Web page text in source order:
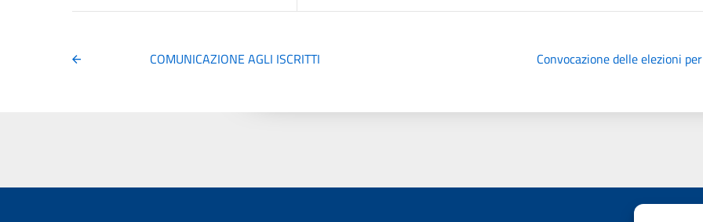
COMUNICAZIONE AGLI ISCRITTI Convocazione delle elezioni